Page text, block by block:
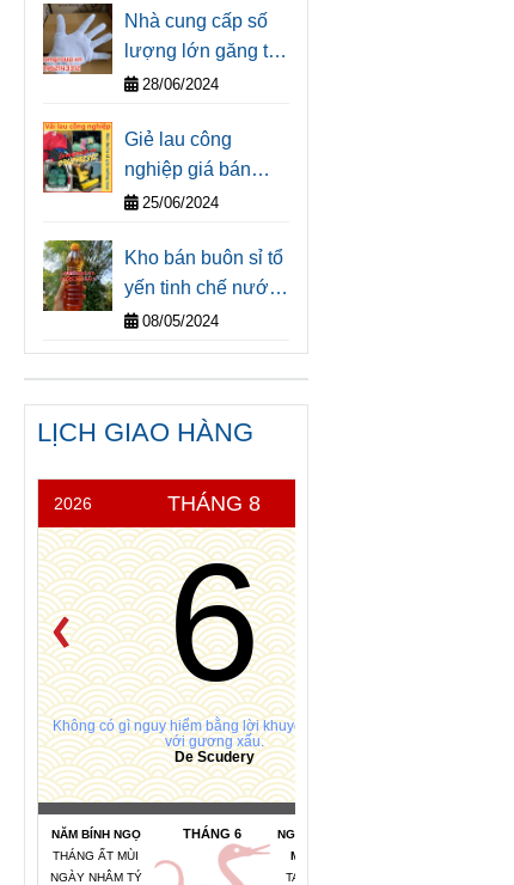
Miền Nam Thống
Nhất Đất Nước
30/4/2025</p>
Nhà cung cấp số
lượng lớn găng tay
vải trắng giá rẻ cho
Tp.HCM
28/06/2024
Giẻ lau công
nghiệp giá bán
buôn tại thành phố
25/06/2024
Kho bán buôn sỉ tổ
yến tinh chế nước
yến sào cao cấp và
truyền thống trăm
năm Bình Định tại
Sài Gòn
08/05/2024
LỊCH GIAO HÀNG
2026 THÁNG 8
6
Không có gì nguy hiểm bằng lời khuyên tốt đi kèm
với gương xấu.
De Scudery
NĂM BÍNH NGỌ
THÁNG ẤT MÙI
NGÀY NHÂM TÝ
THÁNG 6
NGÀY HẮC ĐẠO *
MỆNH NGÀY:
TANG ĐỒ MỘC